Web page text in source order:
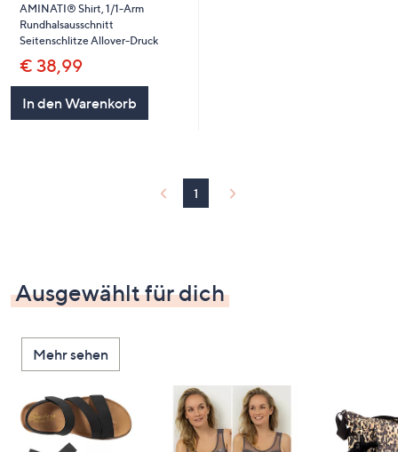
AMINATI® Shirt, 1/1-Arm
Rundhalsausschnitt
Seitenschlitze Allover-Druck
€ 38,99
In den Warenkorb
1
Ausgewählt für dich
Mehr sehen